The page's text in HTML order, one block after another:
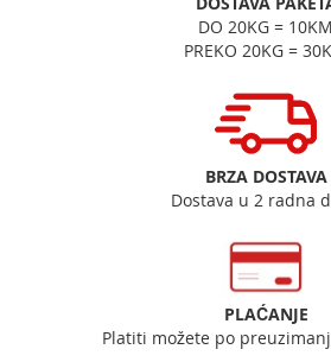
DO 20KG = 10KM
PREKO 20KG =
BRZA DOSTAVA
Dostava u 2 radna
PLAĆANJE
Platiti možete po